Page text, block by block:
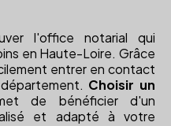
l'office notarial qui
en Haute-Loire. Grâce
entrer en contact
Choisir un
de bénéficier d'un
et adapté à votre